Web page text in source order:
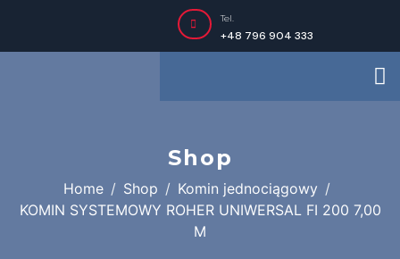
+48 796 904 333
Tel.
Shop
Home Shop
Komin jednociągowy
KOMIN SYSTEMOWY ROHER UNIWERSAL FI 200 7,00
M